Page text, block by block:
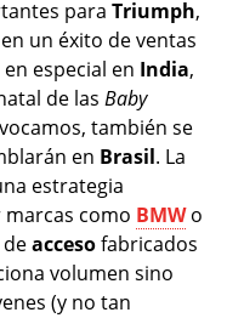
para Triumph,
un éxito de ventas
en especial en India,
de las Baby
también se
en Brasil. La
estrategia
como BMWo
accesofabricados
volumen sino
(y no tan